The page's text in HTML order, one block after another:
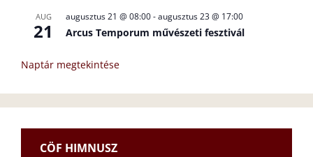
AUG
21
augusztus 21 @ 08:00-augusztus 23 @ 17:00
Arcus Temporum művészeti fesztivál
Naptár megtekintése
CÖF HIMNUSZ